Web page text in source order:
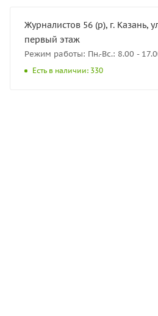
Журналистов 56 (р), г. Казань,
первый этаж
Режим работы: Пн.-Вс.: 8.00 -
Есть в наличии: 330